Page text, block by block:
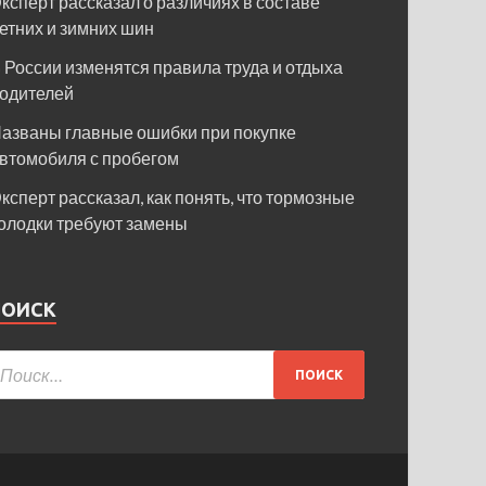
и зимних шин
России изменятся правила труда и отдыха
главные ошибки при покупке
с пробегом
рассказал, как понять, что тормозные
требуют замены